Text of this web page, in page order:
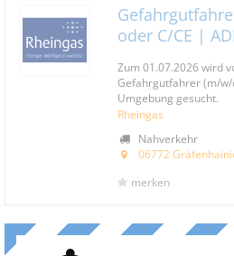
oder C/CE |
Zum 01.07.2026 wird
Gefahrgutfahrer (m/
Umgebung gesucht.
Rheingas
Nahverkehr
06772
merken